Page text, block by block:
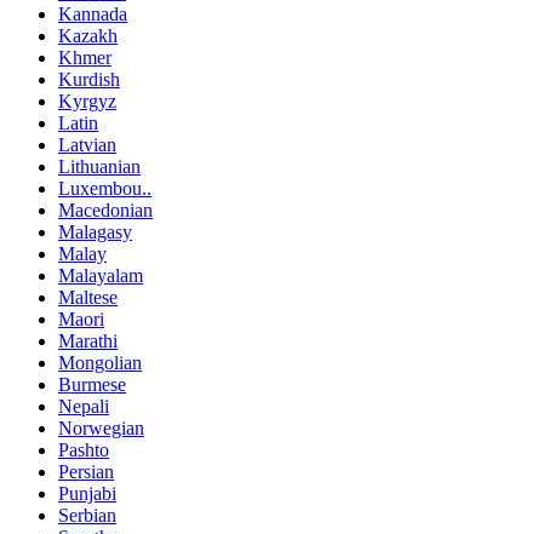
Kannada
Kazakh
Khmer
Kurdish
Kyrgyz
Latin
Latvian
Lithuanian
Luxembou..
Macedonian
Malagasy
Malay
Malayalam
Maltese
Maori
Marathi
Mongolian
Burmese
Nepali
Norwegian
Pashto
Persian
Punjabi
Serbian